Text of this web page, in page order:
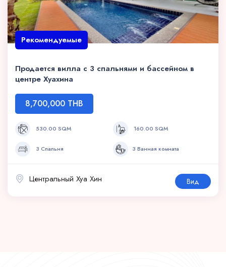
Рекомендуемые
Продается вилла с 3 спальнями и бассейном в
центре Хуахина
8,700,000 THB
530.00 SQM 160.00 SQM
3 Спальня 3 Ванная комната
Центральный Хуа Хин Вид